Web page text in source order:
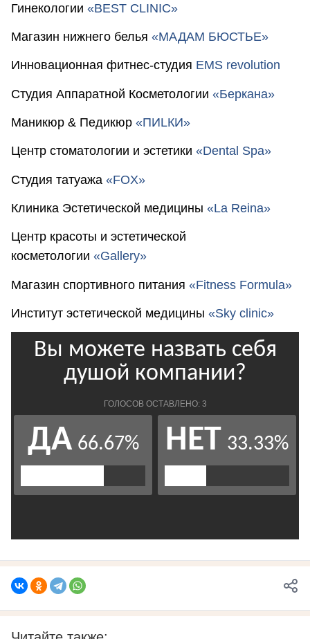
Гинекологии «BEST CLINIC»
Магазин нижнего белья «МАДАМ БЮСТЬЕ»
Инновационная фитнес-студия EMS revolution
Студия Аппаратной Косметологии «Беркана»
Маникюр & Педикюр «ПИLКИ»
Центр стоматологии и эстетики «Dental Spa»
Студия татуажа «FOX»
Клиника Эстетической медицины «La Reina»
Центр красоты и эстетической
косметологии «Gallery»
Магазин спортивного питания «Fitness Formula»
Институт эстетической медицины «Sky clinic»